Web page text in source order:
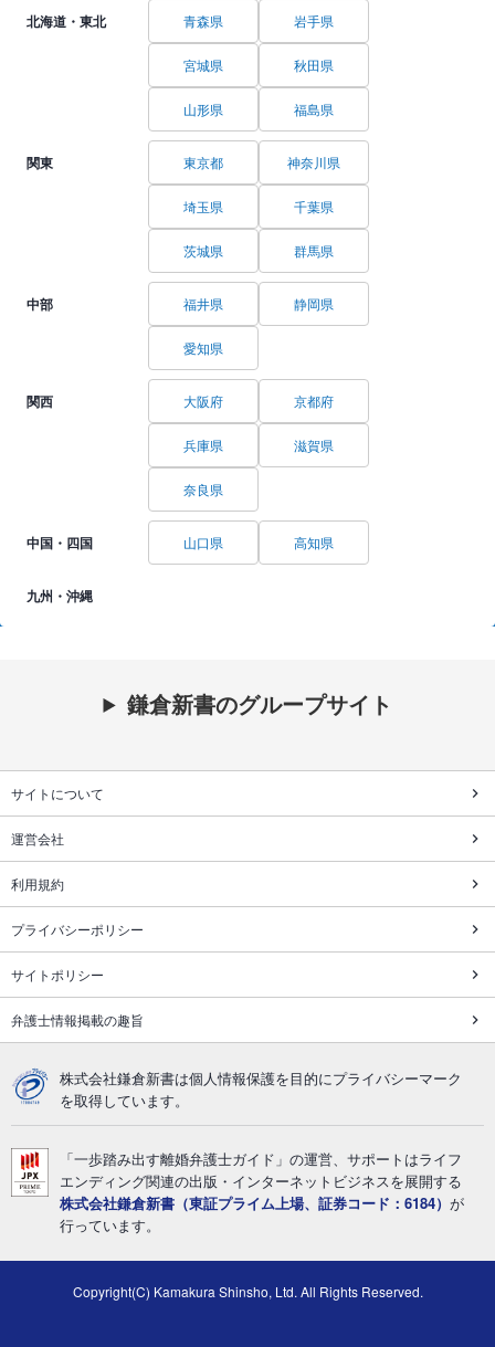
北海道・東北 青森県 岩手県
宮城県 秋田県
山形県 福島県
関東 東京都 神奈川県
埼玉県 千葉県
茨城県 群馬県
中部 福井県 静岡県
愛知県
関西 大阪府 京都府
兵庫県 滋賀県
奈良県
中国・四国 山口県 高知県
九州・沖縄
鎌倉新書のグループサイト
サイトについて
運営会社
利用規約
プライバシーポリシー
サイトポリシー
弁護士情報掲載の趣旨
株式会社鎌倉新書は個人情報保護を目的にプライバシーマーク
を取得しています。
「一歩踏み出す離婚弁護士ガイド」の運営、サポートはライフ
エンディング関連の出版・インターネットビジネスを展開する
株式会社鎌倉新書（東証プライム上場、証券コード：6184） が
行っています。
Copyright(C) Kamakura Shinsho, Ltd. All Rights Reserved.